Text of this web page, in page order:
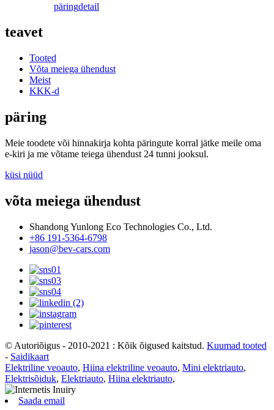
päringdetail
teavet
Tooted
Võta meiega ühendust
Meist
KKK-d
päring
Meie toodete või hinnakirja kohta päringute korral jätke meile oma
e-kiri ja me võtame teiega ühendust 24 tunni jooksul.
küsi nüüd
võta meiega ühendust
Shandong Yunlong Eco Technologies Co., Ltd.
+86 191-5364-6798
jason@bev-cars.com
© Autoriõigus - 2010-2021 : Kõik õigused kaitstud. Kuumad tooted
- Saidikaart
Elektriline veoauto, Hiina elektriline veoauto, Mini elektriauto,
Elektrisõiduk, Elektriauto, Hiina elektriauto,
Saada email